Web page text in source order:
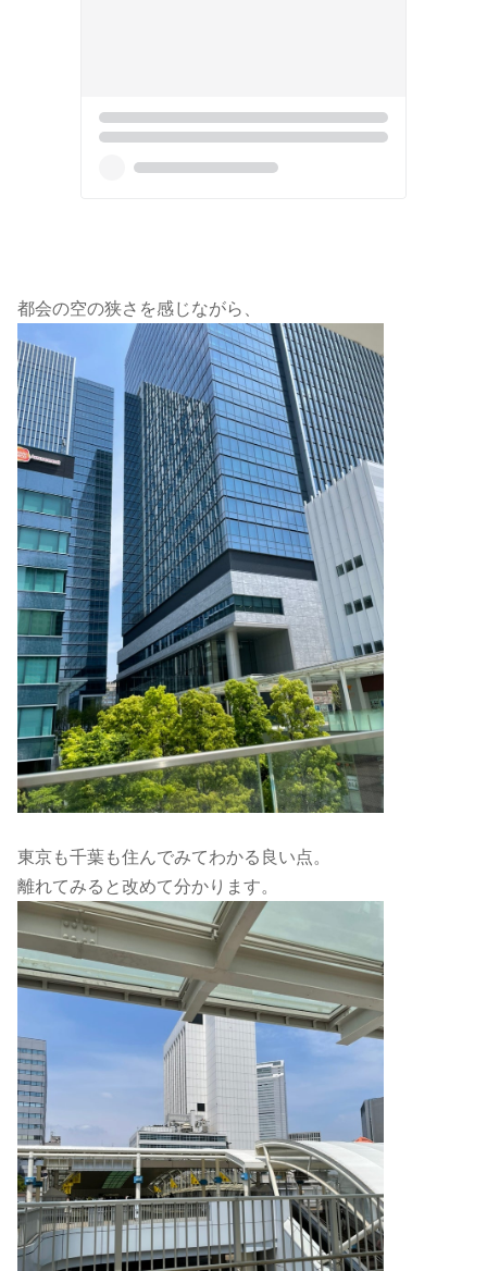
都会の空の狭さを感じながら、
東京も千葉も住んでみてわかる良い点。
離れてみると改めて分かります。